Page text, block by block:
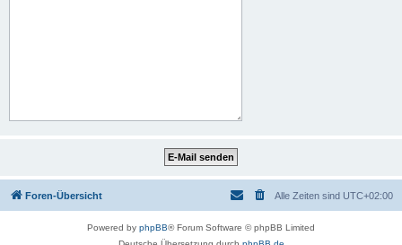
Foren-Übersicht Alle Zeiten sind UTC+02:00
Powered by phpBB® Forum Software © phpBB Limited